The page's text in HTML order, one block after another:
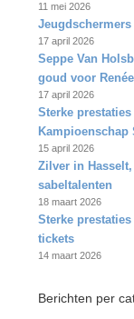
11 mei 2026
17 april 2026
Seppe Van
goud voor
17 april 2026
Sterke
Kampioenschap
15 april 2026
Zilver in
sabeltalenten
18 maart 2026
Sterke
tickets
14 maart 2026
Berichten per